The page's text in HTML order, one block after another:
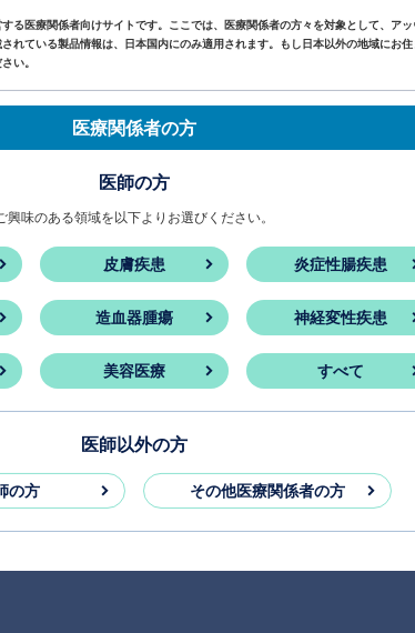
る医療関係者向けサイトです。ここでは、医療関係者の方々を対象として、ア
れている製品情報は、日本国内にのみ適用されます。もし日本以外の地域にお
い。
医療関係者の方
医師の方
興味のある領域を以下よりお選びください。
皮膚疾患 炎症性腸疾患
造血器腫瘍 神経変性疾患
美容医療 すべて
医師以外の方
の方 その他医療関係者の方